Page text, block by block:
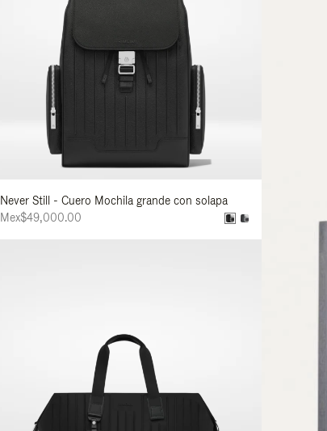
Never Still - Cuero Mochila grande con solapa
Mex$49,000.00